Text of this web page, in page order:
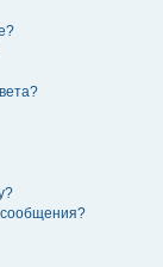
сообщения?